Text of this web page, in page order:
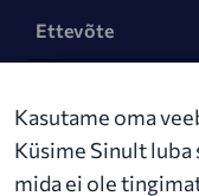
Ettevõte
Uudised
Kasutame oma
Küsime Sinult
mida ei ole